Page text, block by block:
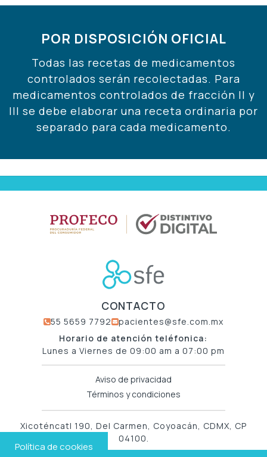
POR DISPOSICIÓN OFICIAL
Todas las recetas de medicamentos
controlados serán recolectadas. Para
medicamentos controlados de fracción II y
III se debe elaborar una receta ordinaria por
separado para cada medicamento.
CONTACTO
55 5659 7792
pacientes@sfe.com.mx
Horario de atención teléfonica:
Lunes a Viernes de 09:00 am a 07:00 pm
Aviso de privacidad
Términos y condiciones
Xicoténcatl 190, Del Carmen, Coyoacán, CDMX, CP
04100.
Política de cookies